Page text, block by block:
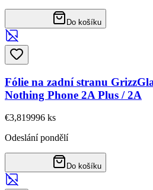
Do košíku
Fólie na zadní stranu
Nothing Phone 2A Plus / 2A
€3,819996 ks
Odeslání pondělí
Do košíku